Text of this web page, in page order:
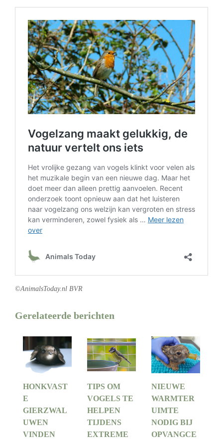
©AnimalsToday.nl BVR
Gerelateerde berichten
HONKVAST
E
GIERZWAL
UWEN
VINDEN
TIPS OM
VOGELS TE
HELPEN
TIJDENS
EXTREME
NIEUWE
WARMTER
UIMTE
NODIG BIJ
OPVANGCE